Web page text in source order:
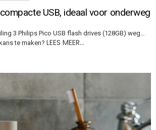
USB, ideaal voor onderweg
3 Philips Pico USB flash drives (128GB) weg…
te maken? LEES MEER…